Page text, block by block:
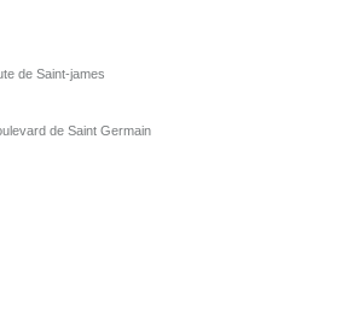
de Saint-james
de Saint Germain